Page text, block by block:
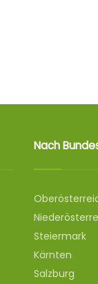
Nach
Steiermark
Kärnten
Salzburg